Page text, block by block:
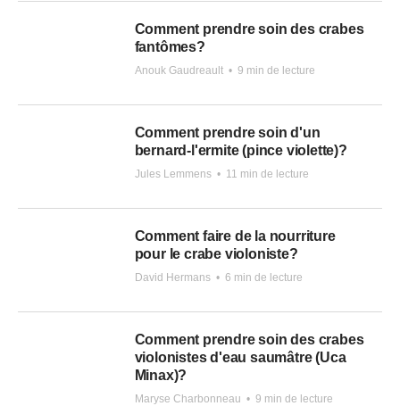
Comment prendre soin des crabes
fantômes?
Anouk Gaudreault • 9 min de lecture
Comment prendre soin d'un
bernard-l'ermite (pince violette)?
Jules Lemmens • 11 min de lecture
Comment faire de la nourriture
pour le crabe violoniste?
David Hermans • 6 min de lecture
Comment prendre soin des crabes
violonistes d'eau saumâtre (Uca
Minax)?
Maryse Charbonneau • 9 min de lecture